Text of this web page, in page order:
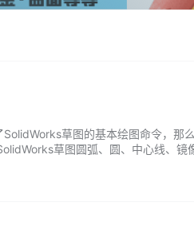
草图的基本绘图命令，那
草图圆弧、圆、中心线、镜